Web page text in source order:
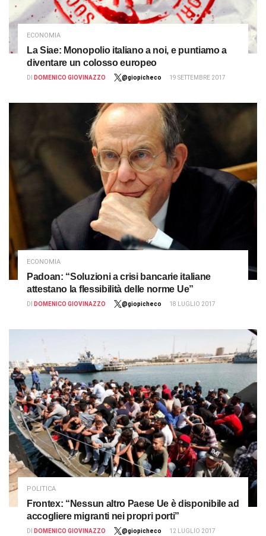
ECONOMIA
La Siae: Monopolio italiano a noi, e puntiamo a
diventare un colosso europeo
DI DOMENICO GIOVINAZZO @giopicheco 19 SETTEMBRE 2017
ECONOMIA
Padoan: “Soluzioni a crisi bancarie italiane
attestano la flessibilità delle norme Ue”
DI DOMENICO GIOVINAZZO @giopicheco 18 LUGLIO 2017
POLITICA
Frontex: “Nessun altro Paese Ue è disponibile ad
accogliere migranti nei propri porti”
DI DOMENICO GIOVINAZZO @giopicheco 12 LUGLIO 2017